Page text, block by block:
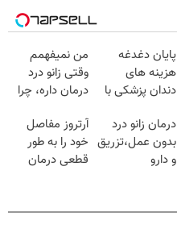
پایان دغدغه
هزینه های
دندان پزشکی با
خانگی
من نمیفهمم
وقتی زانو درد
درمان داره، چرا
تحمل میکنی؟❗
درمان زانو درد
بدون عمل،تزریق
و دارو
آرتروز مفاصل
خود را به طور
قطعی درمان